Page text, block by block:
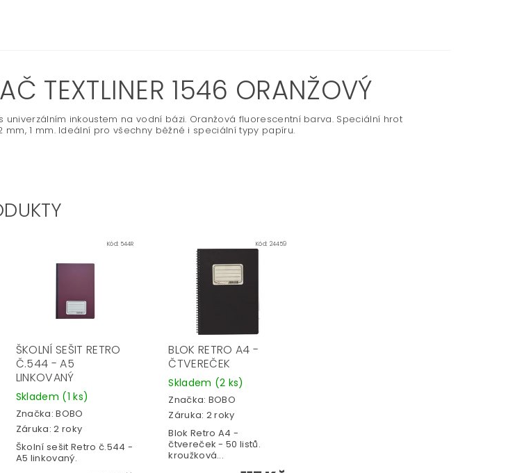
TEXTLINER 1546 ORANŽOVÝ
univerzálním inkoustem na vodní bázi. Oranžová fluorescentní barva. Speciální hrot
mm, 1 mm. Ideální pro všechny běžné i speciální typy papíru.
Kód: 544R
ŠKOLNÍ SEŠIT RETRO
Č.544 - A5
LINKOVANÝ
Skladem (1 ks)
Značka:BOBO
Záruka: 2 roky
Školní sešit Retro č.544 -
A5 linkovaný.
Kód: 24459
BLOK RETRO A4 -
ČTVEREČEK
Skladem (2 ks)
Značka: BOBO
Záruka: 2 roky
Blok Retro A4 -
čtvereček - 50 listů.
kroužková...